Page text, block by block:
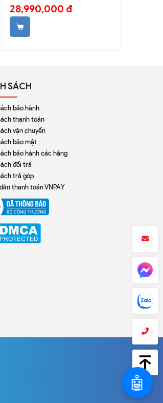
🤖
OFFICE)
28,990,000 đ
SÁCH
bảo hành
thanh toán
vận chuyển
bảo mật
bảo hành các hãng
đổi trả
trả góp
thanh toán VNPAY